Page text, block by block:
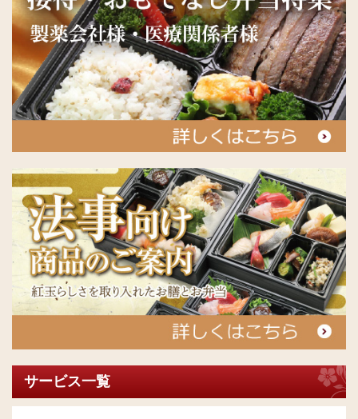
サービス一覧